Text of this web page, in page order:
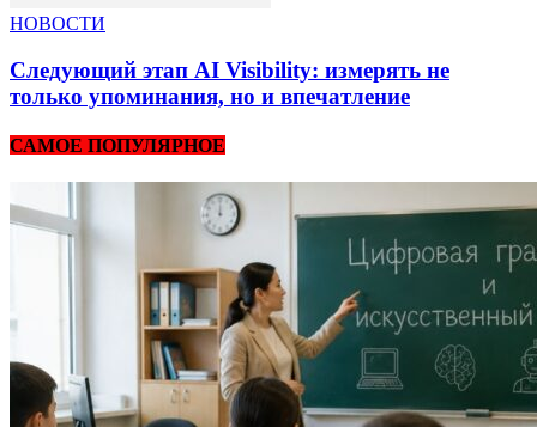
НОВОСТИ
Следующий этап AI Visibility: измерять не
только упоминания, но и впечатление
САМОЕ ПОПУЛЯРНОЕ